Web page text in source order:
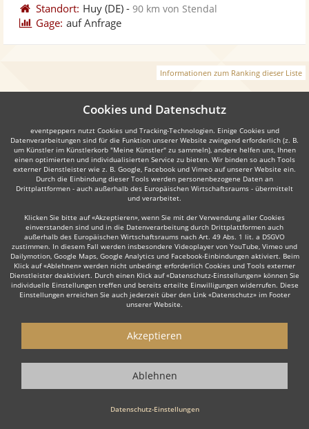
Standort: Huy (DE) -90 km von Stendal
Gage: auf Anfrage
Informationen zum Ranking dieser Liste
Weiter
Auch interessant:
Rock Top 40 Alternative Band Tanz- & Showband
Sie interessanten Bands - also z. B. bestimmte Partybands &
Cookies und Datenschutz
eventpeppers nutzt Cookies und Tracking-Technologien. Einige Cookies und
Datenverarbeitungen sind für die Funktion unserer Website zwingend erforderlich (z. B.
um Künstler im Künstlerkorb "Meine Künstler" zu sammeln), andere helfen uns, Ihnen
einen optimierten und individualisierten Service zu bieten. Wir binden so auch Tools
externer Dienstleister wie z. B. Google, Facebook und Vimeo auf unserer Website ein.
Durch die Einbindung dieser Tools werden personenbezogene Daten an
Drittplattformen - auch außerhalb des Europäischen Wirtschaftsraums - übermittelt
und verarbeitet.
Klicken Sie bitte auf «Akzeptieren», wenn Sie mit der Verwendung aller Cookies
einverstanden sind und in die Datenverarbeitung durch Drittplattformen auch
außerhalb des Europäischen Wirtschaftsraums nach Art. 49 Abs. 1 lit. a DSGVO
zustimmen. In diesem Fall werden insbesondere Videoplayer von YouTube, Vimeo und
Dailymotion, Google Maps, Google Analytics und Facebook-Einbindungen aktiviert. Beim
Klick auf «Ablehnen» werden nicht unbedingt erforderlich Cookies und Tools externer
Dienstleister deaktiviert. Durch einen Klick auf «Datenschutz-Einstellungen» können Sie
individuelle Einstellungen treffen und bereits erteilte Einwilligungen widerrufen. Diese
Einstellungen erreichen Sie auch jederzeit über den Link «Datenschutz» im Footer
unserer Website.
Datenschutz-Einstellungen
Akzeptieren
Ablehnen